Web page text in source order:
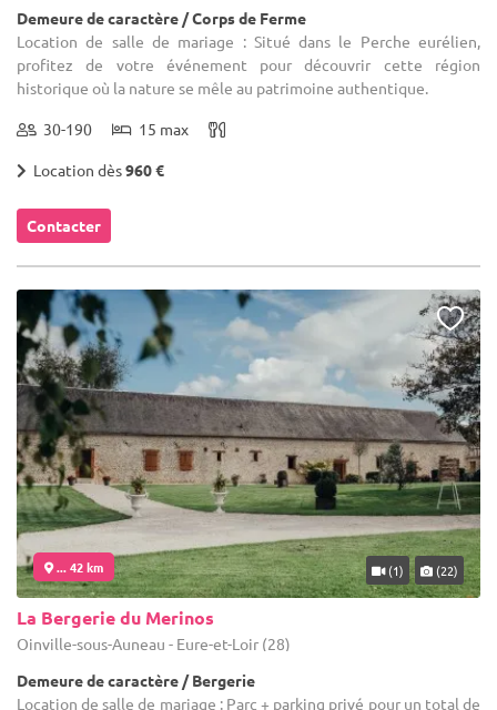
Demeure de caractère / Corps de Ferme
Location de salle de mariage : Situé dans le Perche eurélien,
profitez de votre événement pour découvrir cette région
historique où la nature se mêle au patrimoine authentique.
30-190 15 max
Location dès960 €
Contacter
... 42 km (1) (22)
La Bergerie du Merinos
Oinville-sous-Auneau - Eure-et-Loir (28)
Demeure de caractère / Bergerie
Location de salle de mariage : Parc + parking privé pour un total de